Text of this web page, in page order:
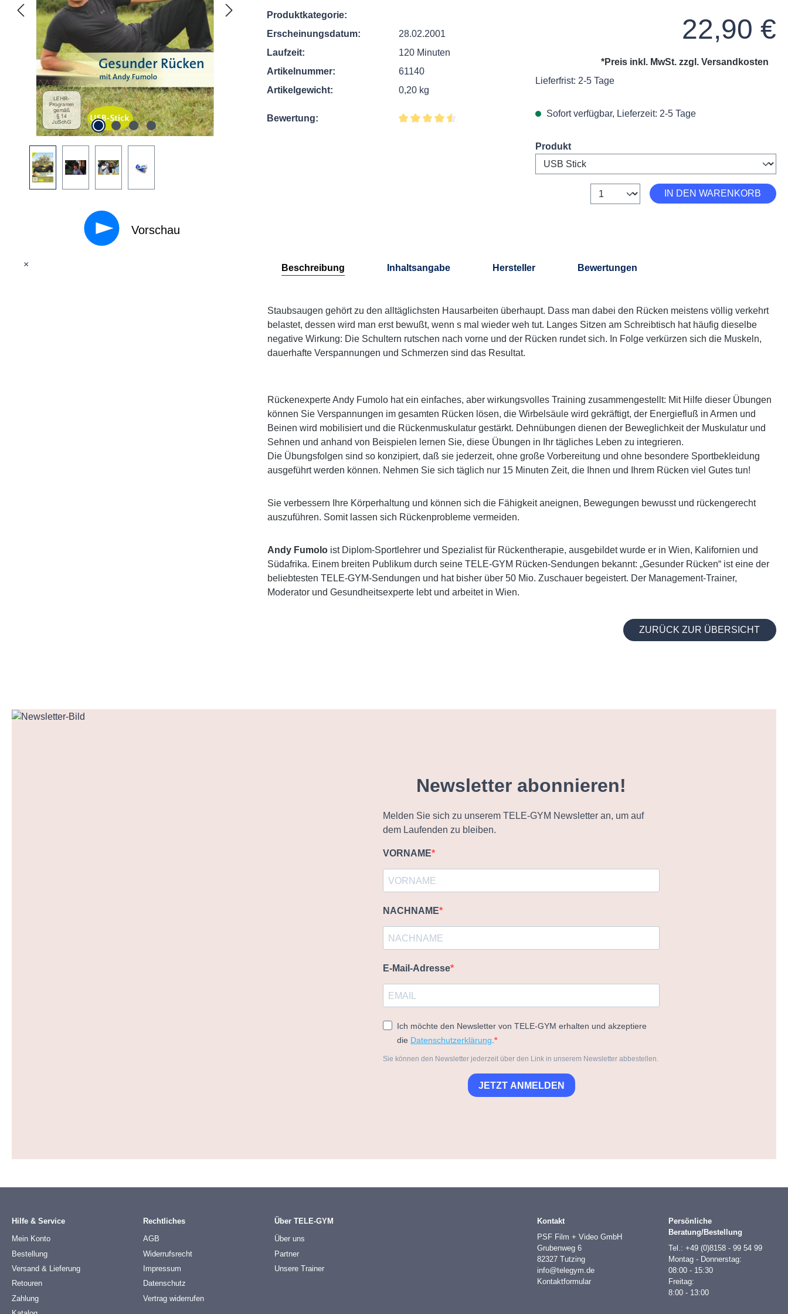
Vorschau
×
Produktkategorie:
Erscheinungsdatum:
28.02.2001
Laufzeit:
120 Minuten
Artikelnummer:
61140
Artikelgewicht:
0,20 kg
Bewertung:
22,90 €
*Preis inkl. MwSt. zzgl. Versandkosten
Lieferfrist: 2-5 Tage
Sofort verfügbar, Lieferzeit: 2-5 Tage
Select
Produkt
Anzahl IN DEN WARENKORB
Beschreibung Inhaltsangabe Hersteller Bewertungen
Staubsaugen gehört zu den alltäglichsten Hausarbeiten überhaupt. Dass man dabei den Rücken meistens völlig verkehrt
belastet, dessen wird man erst bewußt, wenn s mal wieder weh tut. Langes Sitzen am Schreibtisch hat häufig dieselbe
negative Wirkung: Die Schultern rutschen nach vorne und der Rücken rundet sich. In Folge verkürzen sich die Muskeln,
dauerhafte Verspannungen und Schmerzen sind das Resultat.
Rückenexperte Andy Fumolo hat ein einfaches, aber wirkungsvolles Training zusammengestellt: Mit Hilfe dieser Übungen
können Sie Verspannungen im gesamten Rücken lösen, die Wirbelsäule wird gekräftigt, der Energiefluß in Armen und
Beinen wird mobilisiert und die Rückenmuskulatur gestärkt. Dehnübungen dienen der Beweglichkeit der Muskulatur und
Sehnen und anhand von Beispielen lernen Sie, diese Übungen in Ihr tägliches Leben zu integrieren.
Die Übungsfolgen sind so konzipiert, daß sie jederzeit, ohne große Vorbereitung und ohne besondere Sportbekleidung
ausgeführt werden können. Nehmen Sie sich täglich nur 15 Minuten Zeit, die Ihnen und Ihrem Rücken viel Gutes tun!
Sie verbessern Ihre Körperhaltung und können sich die Fähigkeit aneignen, Bewegungen bewusst und rückengerecht
auszuführen. Somit lassen sich Rückenprobleme vermeiden.
Andy Fumoloist Diplom-Sportlehrer und Spezialist für Rückentherapie, ausgebildet wurde er in Wien, Kalifornien und
Südafrika. Einem breiten Publikum durch seine TELE-GYM Rücken-Sendungen bekannt: „Gesunder Rücken“ ist eine der
beliebtesten TELE-GYM-Sendungen und hat bisher über 50 Mio. Zuschauer begeistert. Der Management-Trainer,
Moderator und Gesundheitsexperte lebt und arbeitet in Wien.
ZURÜCK ZUR ÜBERSICHT
Newsletter abonnieren!
Melden Sie sich zu unserem TELE-GYM Newsletter an, um auf
dem Laufenden zu bleiben.
VORNAME
NACHNAME
E-Mail-Adresse
Ich möchte den Newsletter von TELE-GYM erhalten und akzeptiere
die Datenschutzerklärung .
Sie können den Newsletter jederzeit über den Link in unserem Newsletter abbestellen.
JETZT ANMELDEN
Hilfe & Service
Mein Konto
Bestellung
Versand & Lieferung
Retouren
Zahlung
Rechtliches
AGB
Widerrufsrecht
Impressum
Datenschutz
Vertrag widerrufen
Über TELE-GYM
Über uns
Partner
Unsere Trainer
Kontakt
PSF Film + Video GmbH
Grubenweg 6
82327 Tutzing
info@telegym.de
Kontaktformular
Persönliche
Beratung/Bestellung
Tel.: +49 (0)8158 - 99 54 99
Montag - Donnerstag:
08:00 - 15:30
Freitag:
8:00 - 13:00